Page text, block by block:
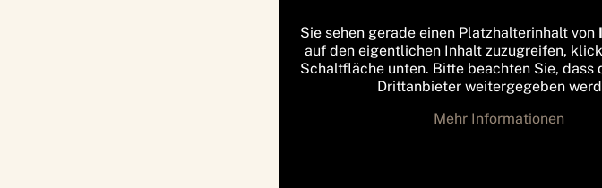
Sie sehen gerade einen Platzhalterinhalt von
auf den eigentlichen Inhalt zuzugreifen,
Schaltfläche unten. Bitte beachten Sie, dass
Drittanbieter weitergegeben
Mehr Informationen